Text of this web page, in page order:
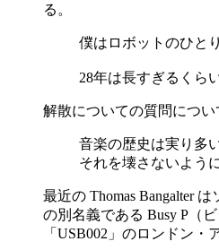
る。
僕はロボットのひと
28年は長すぎるくら
解散についての質問につい
音楽の歴史は実り多
それを壊さないよう
最近の Thomas Bangalter
の別名義である Busy P（
「USB002」のロンドン